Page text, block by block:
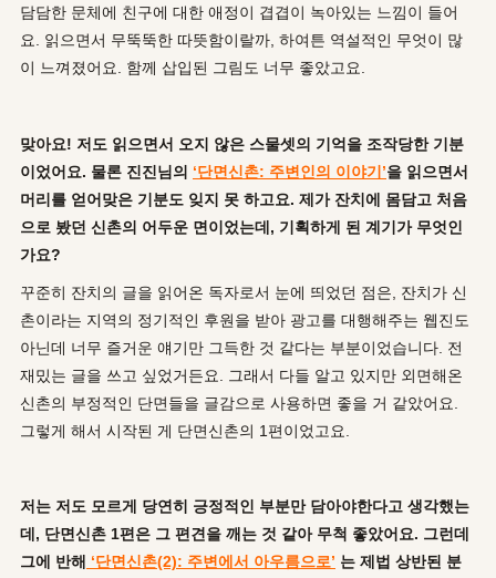
담담한 문체에 친구에 대한 애정이 겹겹이 녹아있는 느낌이 들어
요. 읽으면서 무뚝뚝한 따뜻함이랄까, 하여튼 역설적인 무엇이 많
이 느껴졌어요. 함께 삽입된 그림도 너무 좋았고요.
맞아요! 저도 읽으면서 오지 않은 스물셋의 기억을 조작당한 기분
이었어요. 물론 진진님의 ‘단면신촌: 주변인의 이야기’을 읽으면서
머리를 얻어맞은 기분도 잊지 못 하고요. 제가 잔치에 몸담고 처음
으로 봤던 신촌의 어두운 면이었는데, 기획하게 된 계기가 무엇인
가요?
꾸준히 잔치의 글을 읽어온 독자로서 눈에 띄었던 점은, 잔치가 신
촌이라는 지역의 정기적인 후원을 받아 광고를 대행해주는 웹진도
아닌데 너무 즐거운 얘기만 그득한 것 같다는 부분이었습니다. 전
재밌는 글을 쓰고 싶었거든요. 그래서 다들 알고 있지만 외면해온
신촌의 부정적인 단면들을 글감으로 사용하면 좋을 거 같았어요.
그렇게 해서 시작된 게 단면신촌의 1편이었고요.
저는 저도 모르게 당연히 긍정적인 부분만 담아야한다고 생각했는
데, 단면신촌 1편은 그 편견을 깨는 것 같아 무척 좋았어요. 그런데
그에 반해 ‘단면신촌(2): 주변에서 아우름으로’ 는 제법 상반된 분